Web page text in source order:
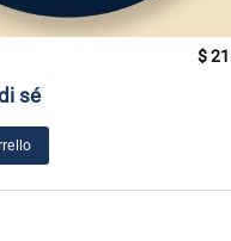
sé
$